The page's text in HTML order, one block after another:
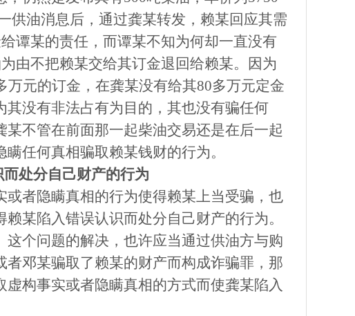
供油消息后，通过龚某转发，赖某回应其需
谭某的责任，而谭某不知为何却一直没有
由不把赖某交给其订金退回给赖某。因为
元的订金，在龚某没有给其80多万元定金
没有非法占有为目的，其也没有骗任何
不管在前面那一起柴油交易还是在后一起
任何真相骗取赖某钱财的行为。
处分自己财产的行为
者隐瞒真相的行为使得赖某上当受骗，也
某陷入错误认识而处分自己财产的行为。
个问题的解决，也许应当通过供油方与购
邓某骗取了赖某的财产而构成诈骗罪，那
构事实或者隐瞒真相的方式而使龚某陷入